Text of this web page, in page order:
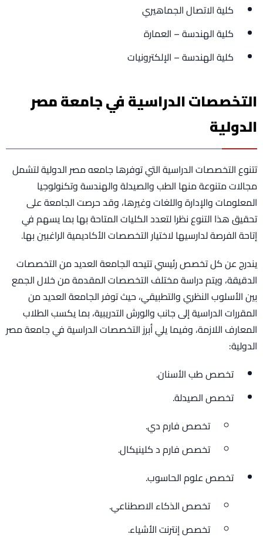
كلية الاتصال الجماهيري
كلية الهندسة – العمارة
كلية الهندسة – الإلكترونيات
التخصصات الدراسية في جامعة مصر
الدولية
تتنوع التخصصات الدراسية التي توفرها جامعه مصر الدولية لتشمل
مجالات متنوعة منها الطب والصيدلة والهندسة وتكنولوجيا
المعلومات والإدارة واللغات وغيرها، وقد حرصت الجامعة على
تحقيق هذا التنوع نظرا لتعدد الكليات المتاحة بها بما يسهم في
إتاحة الفرصة لدارسيها لاختيار التخصصات الأكاديمية الراغبين بها.
يندرج عن كل تخصص رئيسي تتيحه الجامعة العديد من التخصصات
الدقيقة، ويتم دراسة مختلف التخصصات المقدمة من خلال الجمع
بين الأسلوب النظري والتطبيقي، حيث توفر الجامعة العديد من
المقررات الدراسية إلى جانب والورش التدريبية، بما يكسب الطلاب
المعارف اللازمة، وفيما يلي أبرز التخصصات الدراسية في جامعة مصر
الدولية:
تخصص طب الأسنان.
تخصص الصيدلة.
تخصص فارم دي.
تخصص فارم د كلينيكال.
تخصص علوم الحاسوب.
تخصص الذكاء الاصطناعي.
تخصص إنترنت الأشياء.